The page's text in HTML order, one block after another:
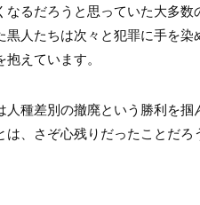
るだろうと思っていた大多
人たちは次々と犯罪に手を染
えています。
種差別の撤廃という勝利を
、さぞ心残りだったことだろ